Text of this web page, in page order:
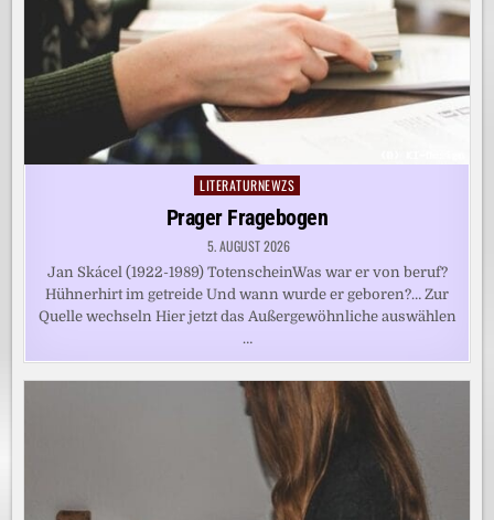
Posted
LITERATURNEWZS
Prager Fragebogen
5. AUGUST 2026
Jan Skácel (1922-1989) TotenscheinWas war er von beruf?
Hühnerhirt im getreide Und wann wurde er geboren?… Zur
Quelle wechseln Hier jetzt das Außergewöhnliche auswählen
…